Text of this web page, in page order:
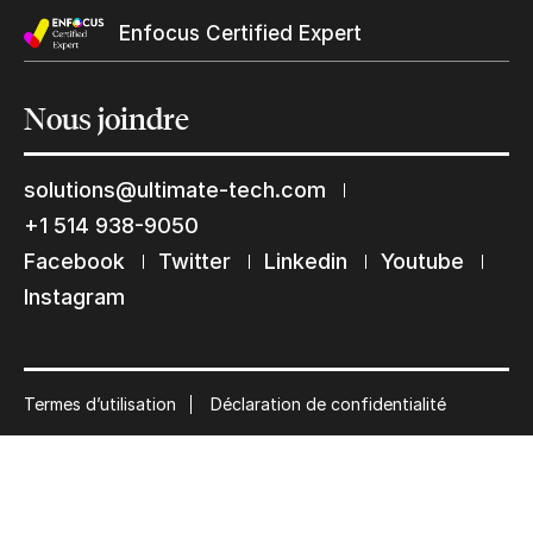
Enfocus Certified Expert
Nousjoindre
solutions@ultimate-tech.com
+1 514 938-9050
Facebook
Twitter Linkedin
Youtube
Instagram
Termes d’utilisation Déclaration de confidentialité
Restons en contact
Abonnez-vous à notre liste de diffusion